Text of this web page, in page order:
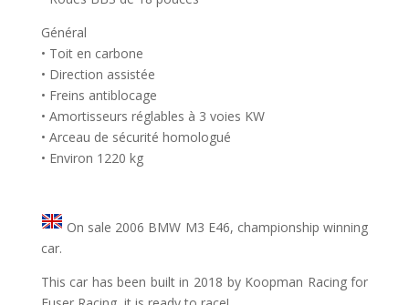
Général
• Toit en carbone
• Direction assistée
• Freins antiblocage
• Amortisseurs réglables à 3 voies KW
• Arceau de sécurité homologué
• Environ 1220 kg
On sale 2006 BMW M3 E46, championship winning
car.
This car has been built in 2018 by Koopman Racing for